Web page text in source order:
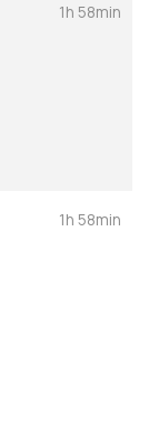
1h 58min
1h 58min